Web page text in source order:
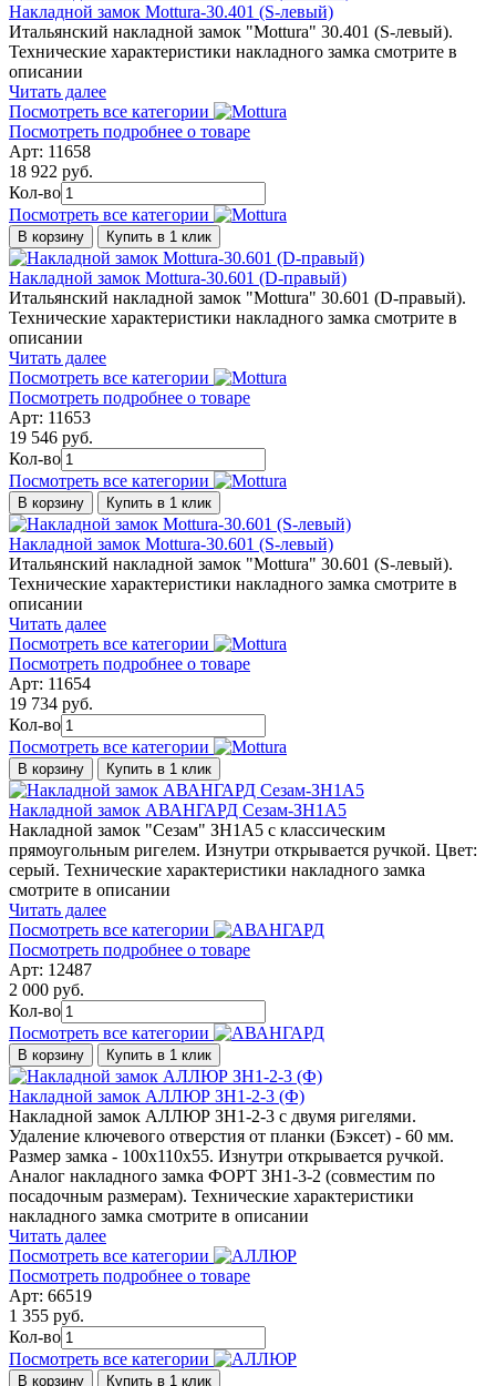
Накладной замок Mottura-30.401 (S-левый)
Итальянский накладной замок "Mottura" 30.401 (S-левый).
Технические характеристики накладного замка смотрите в
описании
Читать далее
Посмотреть все категории
Посмотреть подробнее о товаре
Арт: 11658
18 922 руб.
Кол-во
Посмотреть все категории
В корзину Купить в 1 клик
Накладной замок Mottura-30.601 (D-правый)
Итальянский накладной замок "Mottura" 30.601 (D-правый).
Технические характеристики накладного замка смотрите в
описании
Читать далее
Посмотреть все категории
Посмотреть подробнее о товаре
Арт: 11653
19 546 руб.
Кол-во
Посмотреть все категории
В корзину Купить в 1 клик
Накладной замок Mottura-30.601 (S-левый)
Итальянский накладной замок "Mottura" 30.601 (S-левый).
Технические характеристики накладного замка смотрите в
описании
Читать далее
Посмотреть все категории
Посмотреть подробнее о товаре
Арт: 11654
19 734 руб.
Кол-во
Посмотреть все категории
В корзину Купить в 1 клик
Накладной замок АВАНГАРД Сезам-ЗН1А5
Накладной замок "Сезам" ЗН1А5 с классическим
прямоугольным ригелем. Изнутри открывается ручкой. Цвет:
серый. Технические характеристики накладного замка
смотрите в описании
Читать далее
Посмотреть все категории
Посмотреть подробнее о товаре
Арт: 12487
2 000 руб.
Кол-во
Посмотреть все категории
В корзину Купить в 1 клик
Накладной замок АЛЛЮР ЗН1-2-3 (Ф)
Накладной замок АЛЛЮР ЗН1-2-3 с двумя ригелями.
Удаление ключевого отверстия от планки (Бэксет) - 60 мм.
Размер замка - 100х110х55. Изнутри открывается ручкой.
Аналог накладного замка ФОРТ ЗН1-3-2 (совместим по
посадочным размерам). Технические характеристики
накладного замка смотрите в описании
Читать далее
Посмотреть все категории
Посмотреть подробнее о товаре
Арт: 66519
1 355 руб.
Кол-во
Посмотреть все категории
В корзину Купить в 1 клик